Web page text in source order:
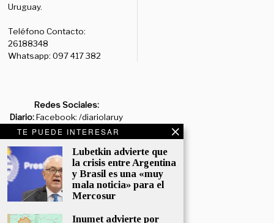
TE PUEDE INTERESAR
Lubetkin advierte que
la crisis entre Argentina
y Brasil es una «muy
mala noticia» para el
Mercosur
Inumet advierte por
Uruguay.
Teléfono Contacto:
26188348
Whatsapp: 097 417 382
Redes Sociales:
Diario:Facebook: /diariolaruy
- X: @diariolaruy - Instagram:
@diariolar_uy
Departamento Comercial:
comercial@grupormultimedio.com
Departamento de Avisos:
avisos@grupormultimedio.com